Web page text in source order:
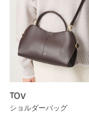
TOV
ショルダーバッグ